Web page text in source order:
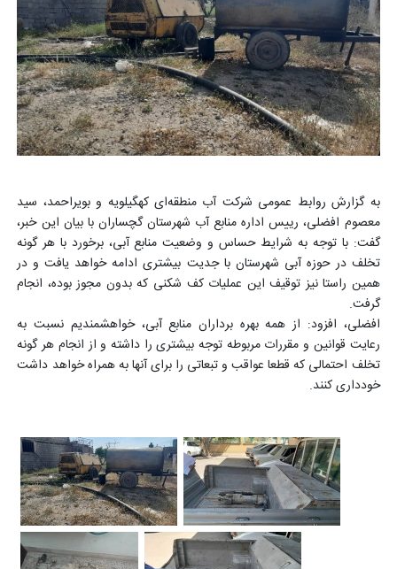
به گزارش روابط عمومی شرکت آب منطقه‌ای کهگیلویه و بویراحمد، سید
معصوم افضلی، رییس اداره منابع آب شهرستان گچساران با بیان این خبر،
گفت: با توجه به شرایط حساس و وضعیت منابع آبی، برخورد با هر گونه
تخلف در حوزه آبی شهرستان با جدیت بیشتری ادامه خواهد یافت و در
همین راستا نیز توقیف این عملیات کف شکنی که بدون مجوز بوده، انجام
گرفت.
افضلی، افزود: از همه بهره برداران منابع آبی، خواهشمندیم نسبت به
رعایت قوانین و مقررات مربوطه توجه بیشتری را داشته و از انجام هر گونه
تخلف احتمالی که قطعا عواقب و تبعاتی را برای آنها به همراه خواهد داشت
خودداری کنند.